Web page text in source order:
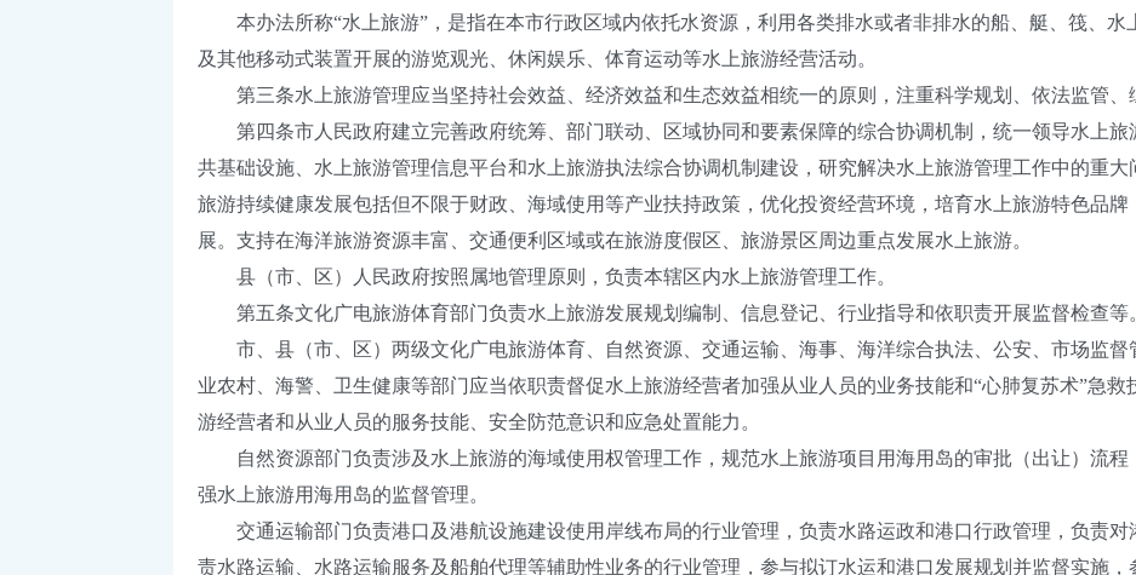
本办法所称“水上旅游”，是指在本市行政区域内依托水资源，利用各类排水或者非排水的船、艇、筏、水
及其他移动式装置开展的游览观光、休闲娱乐、体育运动等水上旅游经营活动。
第三条水上旅游管理应当坚持社会效益、经济效益和生态效益相统一的原则，注重科学规划、依法监管、
第四条市人民政府建立完善政府统筹、部门联动、区域协同和要素保障的综合协调机制，统一领导水上旅
共基础设施、水上旅游管理信息平台和水上旅游执法综合协调机制建设，研究解决水上旅游管理工作中的重
旅游持续健康发展包括但不限于财政、海域使用等产业扶持政策，优化投资经营环境，培育水上旅游特色品
展。支持在海洋旅游资源丰富、交通便利区域或在旅游度假区、旅游景区周边重点发展水上旅游。
县（市、区）人民政府按照属地管理原则，负责本辖区内水上旅游管理工作。
第五条文化广电旅游体育部门负责水上旅游发展规划编制、信息登记、行业指导和依职责开展监督检查等。
市、县（市、区）两级文化广电旅游体育、自然资源、交通运输、海事、海洋综合执法、公安、市场监督
业农村、海警、卫生健康等部门应当依职责督促水上旅游经营者加强从业人员的业务技能和“心肺复苏术”急
游经营者和从业人员的服务技能、安全防范意识和应急处置能力。
自然资源部门负责涉及水上旅游的海域使用权管理工作，规范水上旅游项目用海用岛的审批（出让）流程
强水上旅游用海用岛的监督管理。
交通运输部门负责港口及港航设施建设使用岸线布局的行业管理，负责水路运政和港口行政管理，负责对
责水路运输、水路运输服务及船舶代理等辅助性业务的行业管理，参与拟订水运和港口发展规划并监督实施，